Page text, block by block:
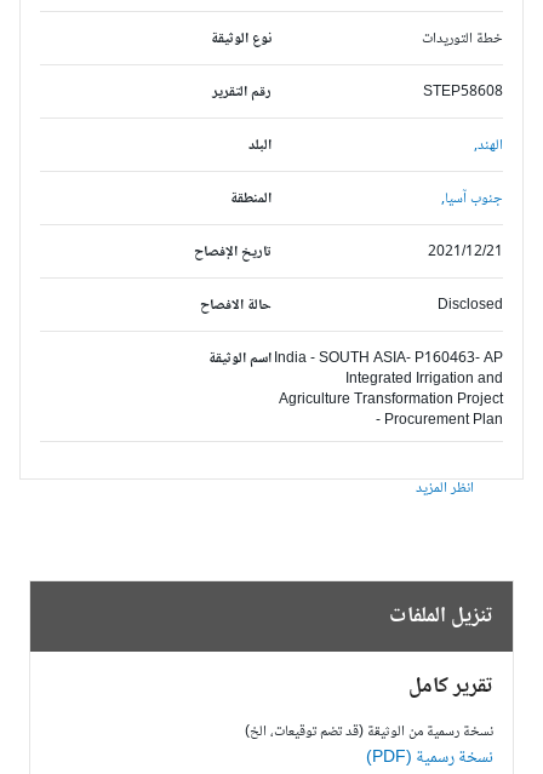
نوع الوثيقة خطة التوريدات
رقم التقرير STEP58608
البلد الهند,
المنطقة جنوب آسيا,
تاريخ الإفصاح 2021/12/21
حالة الافصاح Disclosed
اسم الوثيقةIndia - SOUTH ASIA- P160463- AP
Integrated Irrigation and
Agriculture Transformation Project
- Procurement Plan
انظر المزيد
تنزيل الملفات
تقرير كامل
نسخة رسمية من الوثيقة (قد تضم توقيعات، الخ)
نسخة رسمية (PDF)